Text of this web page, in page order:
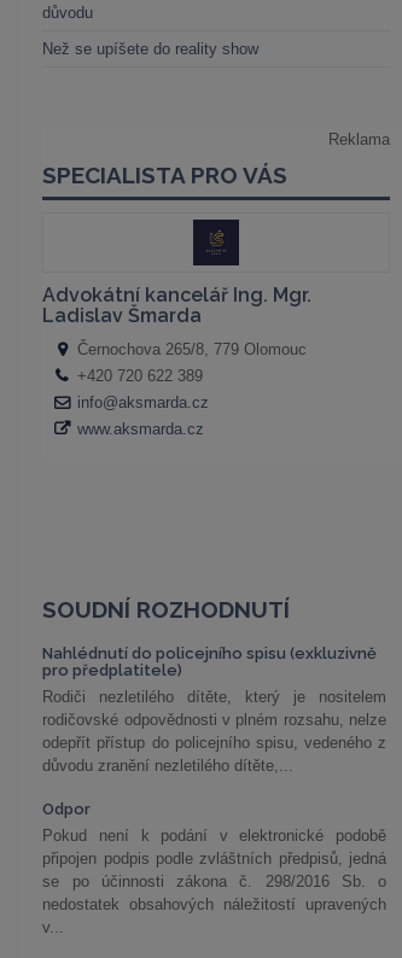
důvodu
Než se upíšete do reality show
SOUDNÍ ROZHODNUTÍ
Nahlédnutí do policejního spisu (exkluzivně
pro předplatitele)
Rodiči nezletilého dítěte, který je nositelem
rodičovské odpovědnosti v plném rozsahu, nelze
odepřít přístup do policejního spisu, vedeného z
důvodu zranění nezletilého dítěte,...
Odpor
Pokud není k podání v elektronické podobě
připojen podpis podle zvláštních předpisů, jedná
se po účinnosti zákona č. 298/2016 Sb. o
nedostatek obsahových náležitostí upravených
v...